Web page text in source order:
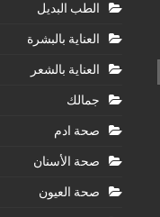
الطب البديل
العناية بالبشرة
العناية بالشعر
جمالك
صحة ادم
صحة الأسنان
صحة العيون